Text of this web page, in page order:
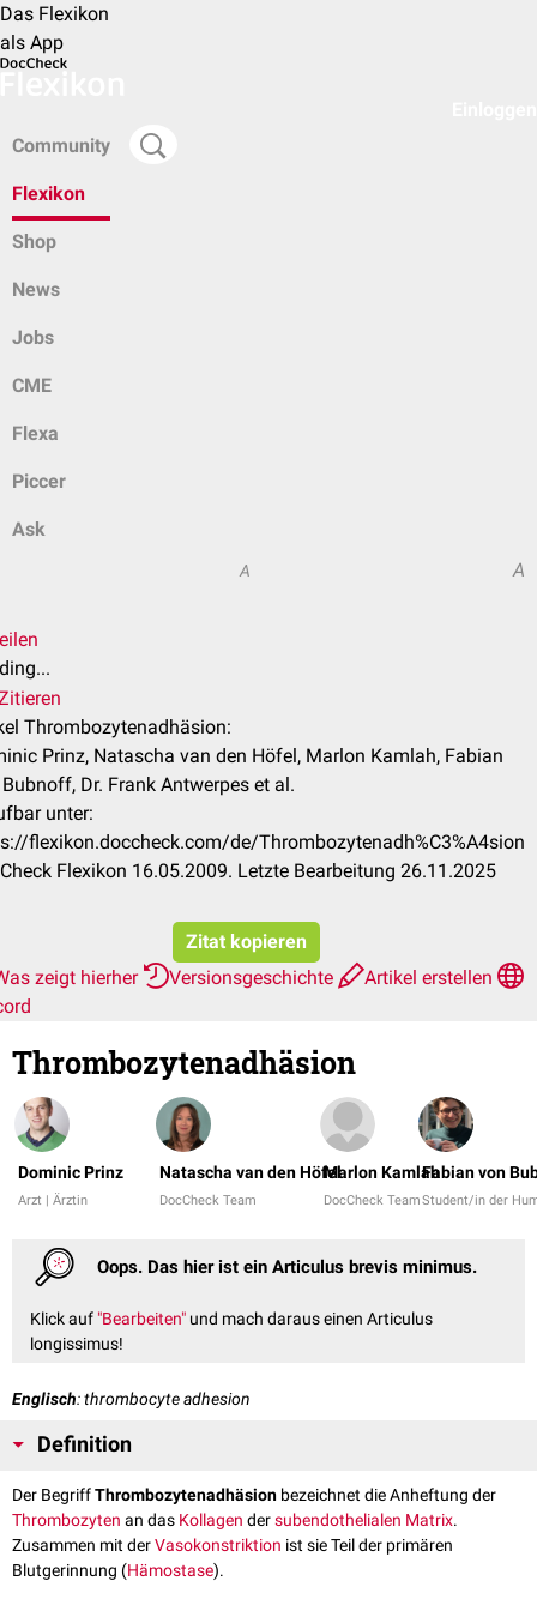
Das Flexikon
als App
Community
Flexikon
Shop
News
Jobs
CME
Flexa
Piccer
Ask
A A
Thrombozytenadhäsion:
Prinz, Natascha van den Höfel, Marlon Kamlah, Fabian
Dr. Frank Antwerpes et al.
unter:
flexikon.doccheck.com/de/Thrombozytenadh%C3%A4sion
Flexikon 16.05.2009. Letzte Bearbeitung 26.11.2025
Zitat kopieren
zeigt hierher
Versionsgeschichte
Artikel erstellen
Thrombozytenadhäsion
Dominic Prinz
Arzt | Ärztin
Natascha van den Höfel
DocCheck Team
Marlon Kamlah
DocCheck Team
Fabian von
Student/in der
Oops. Das hier ist ein Articulus brevis minimus.
Klick auf "Bearbeiten" und mach daraus einen Articulus
longissimus!
Englisch: thrombocyte adhesion
Definition
Der BegriffThrombozytenadhäsion bezeichnet die Anheftung der
Thrombozyten an das Kollagen dersubendothelialen Matrix.
Zusammen mit derVasokonstriktion ist sie Teil der primären
Blutgerinnung (Hämostase).